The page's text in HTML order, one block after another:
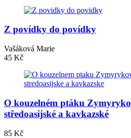
Z povídky do povídky
Vašáková Marie
45 Kč
O kouzelném ptáku
středoasijské a kavkazské
85 Kč